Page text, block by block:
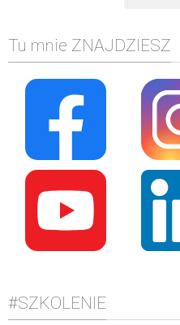
Tu mnie ZNAJDZIESZ
#SZKOLENIE